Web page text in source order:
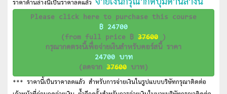
ราคาด้านล่างนี้เป็นราคาลดแล้ว จ่ายเงินกรุณากดปุ่มด้านล่างนี้
Please click here to purchase this course
฿ 24700
(from full price ฿ 37600 )
กรุณากดตรงนี้เพื่อจ่ายเงินสำหรับคอร์สนี้ ราคา
24700 บาท
(ลดจาก 37600 บาท)
*** ราคานี้เป็นราคาลดแล้ว สำหรับการจ่ายเงินในรูปแบบบริษัทกรุณาติดต่อ